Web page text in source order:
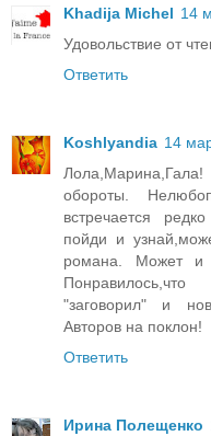
Khadija Michel 14
Удовольствие от
Ответить
Koshlyandia 14
обороты.
встречается
пойди и
романа. Может и
"заговорил" и
Авторов на поклон!
Ответить
Ирина Полещенко